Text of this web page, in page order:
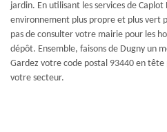
jardin. En utilisant les services de
environnement plus propre et plus vert
pas de consulter votre mairie pour les
dépôt. Ensemble, faisons de Dugny un
Gardez votre code postal 93440 en tête
votre secteur.